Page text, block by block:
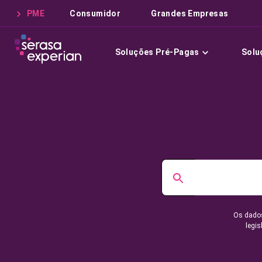
PME Consumidor Grandes Empresas
Soluções Pré-Pagas
Os